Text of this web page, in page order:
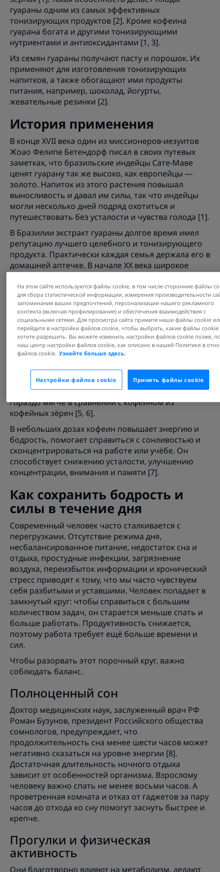
гуараны одним из самых эффективных
тонизирующих продуктов [2]. Кроме кофеина
гуарана богата и другими тонизирующими
нутриентами и антиоксидантами [1, 3].
Из семян гуараны получают пасту и порошок. Их
применяют для изготовления тонизирующих
напитков, а также обогащают ими продукты
питания, например, шоколад, йогурты,
жевательные резинки [2].
История применения
В конце XVII века один из миссионеров-иезуитов
Жоао Фелипе Бетендорф писал в своих путевых
заметках, что бразильские индейцы Сате-Маве
ценят гуарану так же высоко, как европейцы —
золото. Напиток из этого растения повышал
выносливость и давал им силы, так что индейцы
могли несколько дней подряд охотиться и
путешествовать без усталости и чувства голода [1].
В Бразилии экстракт гуараны долгое время имел
репутацию лучшего целебного и тонизирующего
продукта. Практически каждая семья держала его в
домашней аптечке. В начале ХХ века широкое
с экстрактом гуараны. Тогда же это необычное
растение, повышающее бодрость, стало
популярным в США и Европе [4]. Сейчас около 70%
всей производимой в мире гуараны идёт на
производство тонизирующих продуктов [4].
Свойства кофеина
Кофеин, пожалуй, самый ценный нутриент семян
гуараны. Однако благодаря другим компонентам
этого растения действие кофеина из гуараны
гораздо мягче в сравнении с кофеином из
кофейных зёрен [5, 6].
В небольших дозах кофеин повышает энергию и
бодрость, помогает справиться с сонливостью и
сконцентрироваться на работе или учёбе. Он
способствует снижению усталости, улучшению
концентрации, внимания и памяти [7].
Как сохранить бодрость и
силы в течение дня
Современный человек часто сталкивается с
перегрузками. Отсутствие режима дня,
несбалансированное питание, недостаток сна и
отдыха, простудные инфекции, загрязнение
воздуха, переизбыток информации и хронический
стресс приводят к тому, что мы часто чувствуем
себя разбитыми и уставшими. Человек попадает в
замкнутый круг: чтобы справиться с большим
количеством задач, он старается меньше спать и
больше работать. Продуктивность снижается,
поэтому работа требует ещё больше времени и
сил.
Чтобы разорвать этот порочный круг, важно
соблюдать баланс.
Полноценный сон
Доктор медицинских наук, заслуженный врач РФ
Роман Бузунов, президент Российского общества
сомнологов, предупреждает, что
продолжительность сна менее шести часов может
негативно сказаться на уровне энергии [8].
Достаточная длительность ночного отдыха
зависит от особенностей организма. Взрослому
человеку важно спать не менее восьми часов. А
проветренная комната и отказ от гаджетов за пару
часов до отхода ко сну помогут заснуть быстрее и
крепче.
Прогулки и физическая
активность
Они благотворно влияют на метаболизм, делают
На этом сайте используются файлы cookie, в том числе сторонние файлы
для сбора статистической информации, измерения производительности
запоминания ваших предпочтений, персонализации нашего рекламного
контента (включая профилирование) и обеспечения взаимодействия с
социальными сетями. Для просмотра сайта примите наши файлы cookie
перейдите в настройки файлов cookie, чтобы выбрать, какие файлы
хотите разрешить. Вы можете изменить настройки файлов cookie позже,
наш центр настройки файлов cookie, как описано в нашей Политике в
файлов cookie. Узнайте больше здесь.
Принять файлы cookie
Настройки файлов cookie